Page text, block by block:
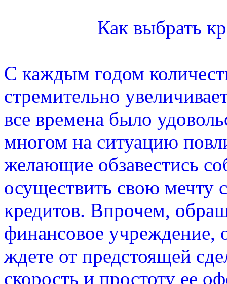
Как выбрать
С каждым годом
стремительно
все времена было
многом на ситуацию
желающие обзавестись
осуществить свою мечту
кредитов. Впрочем,
финансовое учреждение,
ждете от предстоящей
скорость и простоту ее